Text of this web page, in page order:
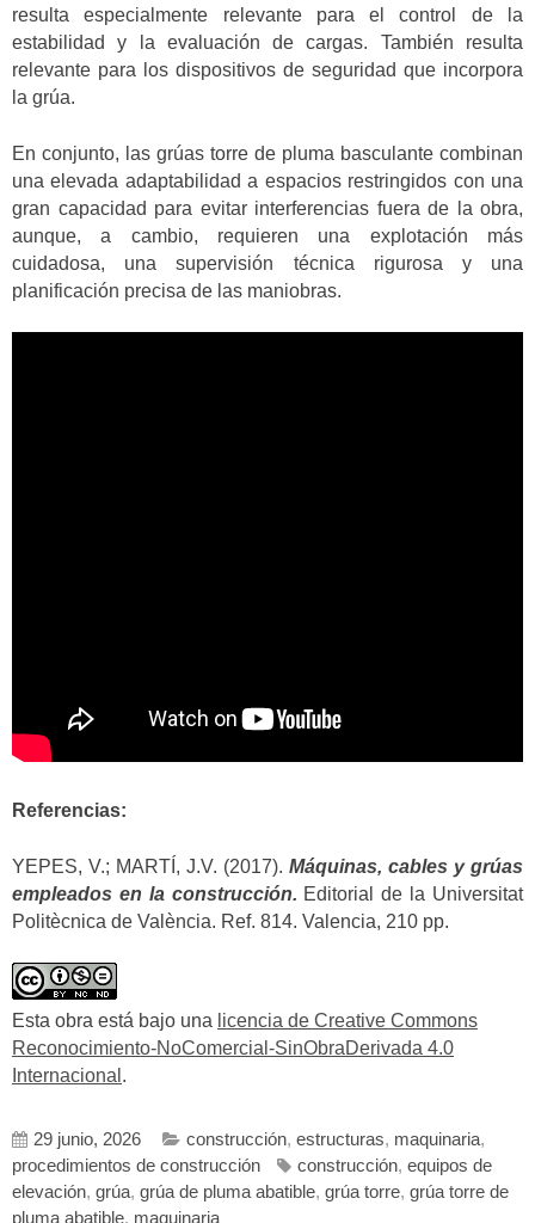
resulta especialmente relevante para el control de la
estabilidad y la evaluación de cargas. También resulta
relevante para los dispositivos de seguridad que incorpora
la grúa.
En conjunto, las grúas torre de pluma basculante combinan
una elevada adaptabilidad a espacios restringidos con una
gran capacidad para evitar interferencias fuera de la obra,
aunque, a cambio, requieren una explotación más
cuidadosa, una supervisión técnica rigurosa y una
planificación precisa de las maniobras.
Referencias:
YEPES, V.; MARTÍ, J.V. (2017). Máquinas, cables y grúas
empleados en la construcción. Editorial de la Universitat
Politècnica de València. Ref. 814. Valencia, 210 pp.
Esta obra está bajo una licencia de Creative Commons
Reconocimiento-NoComercial-SinObraDerivada 4.0
Internacional .
29 junio, 2026 construcción, estructuras, maquinaria,
procedimientos de construcción
construcción, equipos de
elevación, grúa, grúa de pluma abatible, grúa torre, grúa torre de
pluma abatible, maquinaria